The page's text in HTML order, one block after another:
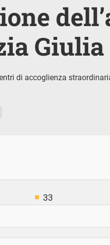
Giulia
di accoglienza